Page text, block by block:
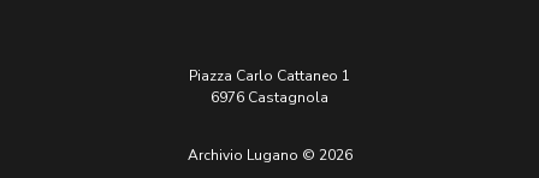
Piazza Carlo Cattaneo 1
6976 Castagnola
Archivio Lugano © 2026